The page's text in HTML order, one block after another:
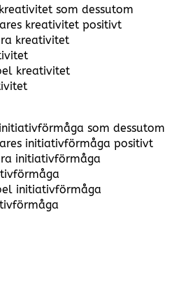
som dessutom
kreativitet positivt
kreativitet
kreativitet
som dessutom
initiativförmåga positivt
initiativförmåga
initiativförmåga